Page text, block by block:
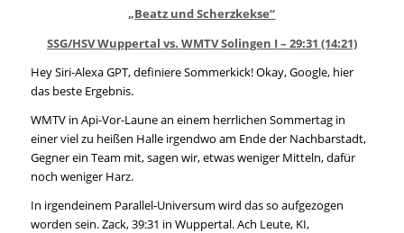
„Beatz und Scherzkekse“
SSG/HSV Wuppertal vs. WMTV Solingen I – 29:31 (14:21)
Hey Siri-Alexa GPT, definiere Sommerkick! Okay, Google, hier
das beste Ergebnis.
WMTV in Api-Vor-Laune an einem herrlichen Sommertag in
einer viel zu heißen Halle irgendwo am Ende der Nachbarstadt,
Gegner ein Team mit, sagen wir, etwas weniger Mitteln, dafür
noch weniger Harz.
In irgendeinem Parallel-Universum wird das so aufgezogen
worden sein. Zack, 39:31 in Wuppertal. Ach Leute, KI,